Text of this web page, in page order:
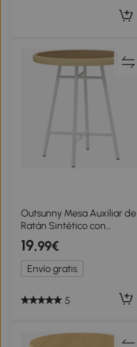
Outsunny Mesa Auxiliar de
Ratán Sintético con
Tablero de Madera Plástica
y Marco de Acero
Galvanizado 50x50x55 cm
Natural
19,99€
Envío gratis
5